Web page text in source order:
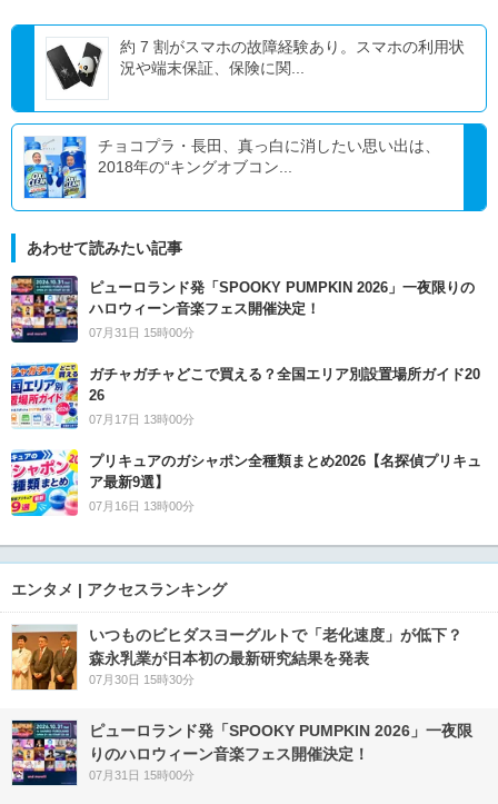
約 7 割がスマホの故障経験あり。スマホの利用状
況や端末保証、保険に関...
チョコプラ・長田、真っ白に消したい思い出は、
2018年の“キングオブコン...
あわせて読みたい記事
ピューロランド発「SPOOKY PUMPKIN 2026」一夜限りの
ハロウィーン音楽フェス開催決定！
07月31日 15時00分
ガチャガチャどこで買える？全国エリア別設置場所ガイド20
26
07月17日 13時00分
プリキュアのガシャポン全種類まとめ2026【名探偵プリキュ
ア最新9選】
07月16日 13時00分
エンタメ | アクセスランキング
いつものビヒダスヨーグルトで「老化速度」が低下？
森永乳業が日本初の最新研究結果を発表
07月30日 15時30分
ピューロランド発「SPOOKY PUMPKIN 2026」一夜限
りのハロウィーン音楽フェス開催決定！
07月31日 15時00分